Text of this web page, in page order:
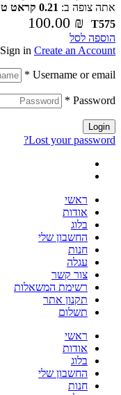
אתה צופה ב:
T575
100.00 ₪
הוספה לסל
Sign in Create an Account
Username or email
*
Password
*
Login
Lost your password?
ראשי
אודות
בלוג
החשבון שלי
חנות
עגלה
צור קשר
רשימת המשאלות
תקנון אתר
תשלום
ראשי
אודות
בלוג
החשבון שלי
חנות